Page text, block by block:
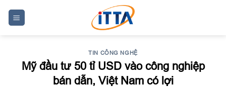
TIN CÔNG NGHỆ
Mỹ đầu tư 50 tỉ USD vào công nghiệp
bán dẫn, Việt Nam có lợi